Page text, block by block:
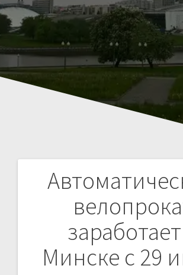
Минске с 29
Навигация
записям